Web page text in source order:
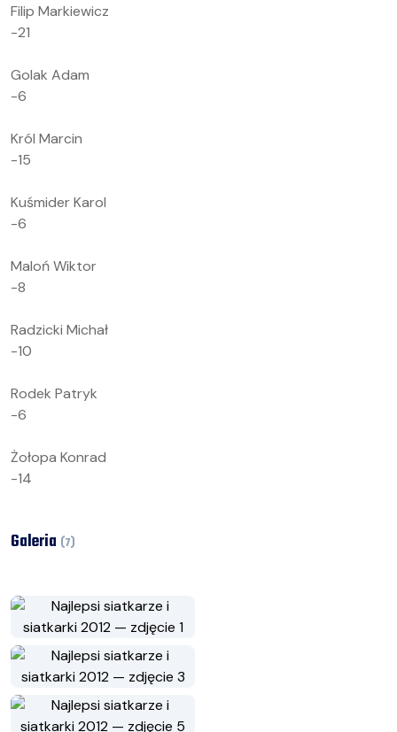
Filip Markiewicz
-21
Golak Adam
-6
Król Marcin
-15
Kuśmider Karol
-6
Maloń Wiktor
-8
Radzicki Michał
-10
Rodek Patryk
-6
Żołopa Konrad
-14
Galeria (7)